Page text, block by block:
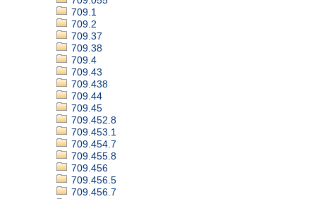
709.1
709.2
709.37
709.38
709.4
709.43
709.438
709.44
709.45
709.452.8
709.453.1
709.454.7
709.455.8
709.456
709.456.5
709.456.7